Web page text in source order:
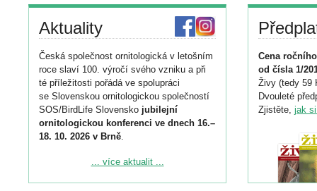
Aktuality
Česká společnost ornitologická v letošním
roce slaví 100. výročí svého vzniku a při
té příležitosti pořádá ve spolupráci
se Slovenskou ornitologickou společností
SOS/BirdLife Slovensko jubilejní
ornitologickou konferenci ve dnech 16.–
18. 10. 2026 v Brně.
Podrobnější informace ke konferenci
... více aktualit ...
Cena
od čísla 1/
Živy (tedy 59
Dvouleté
Zjistěte, jak